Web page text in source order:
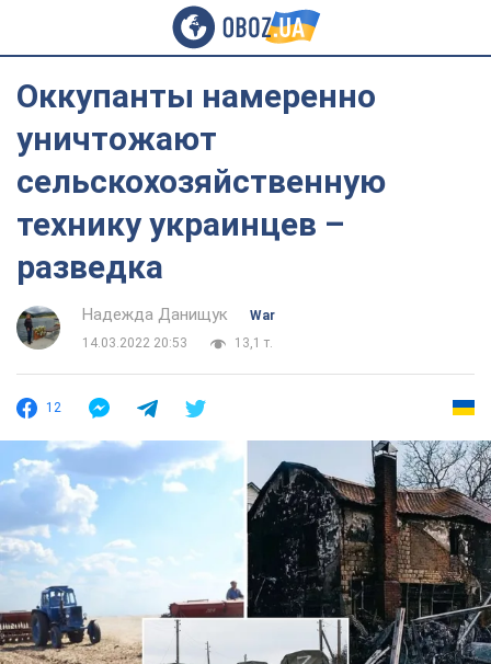
Оккупанты намеренно
уничтожают
сельскохозяйственную
технику украинцев –
разведка
Надежда Данищук
War
14.03.2022 20:53
13,1 т.
12